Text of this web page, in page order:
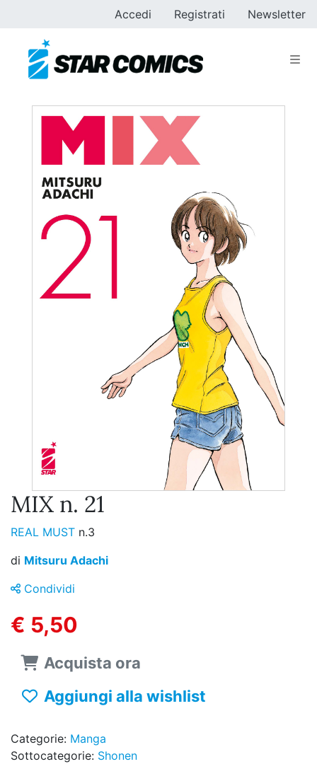
Accedi Registrati Newsletter
MIX n. 21
REAL MUST n.3
di Mitsuru Adachi
Condividi
€ 5,50
Acquista ora
Aggiungi alla wishlist
Categorie: Manga
Sottocategorie: Shonen